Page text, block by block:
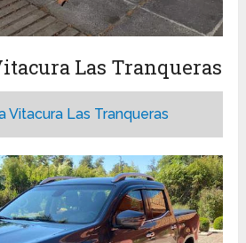
Las Tranqueras
Vitacura Las Tranqueras